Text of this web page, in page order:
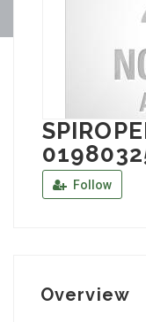
Follow
Overview